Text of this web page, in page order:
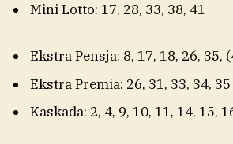
Mini Lotto: 17, 28, 33, 38, 41
Ekstra Pensja: 8, 17, 18, 26, 35,
Ekstra Premia: 26, 31, 33, 34,
Kaskada: 2, 4, 9, 10, 11, 14, 15,